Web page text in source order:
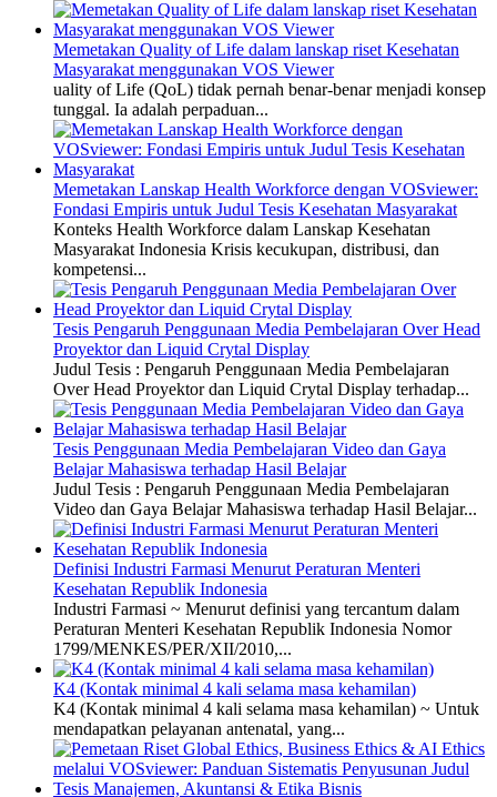
Memetakan Quality of Life dalam lanskap riset Kesehatan
Masyarakat menggunakan VOS Viewer
uality of Life (QoL) tidak pernah benar-benar menjadi konsep
tunggal. Ia adalah perpaduan...
Memetakan Lanskap Health Workforce dengan VOSviewer:
Fondasi Empiris untuk Judul Tesis Kesehatan Masyarakat
Konteks Health Workforce dalam Lanskap Kesehatan
Masyarakat Indonesia Krisis kecukupan, distribusi, dan
kompetensi...
Tesis Pengaruh Penggunaan Media Pembelajaran Over Head
Proyektor dan Liquid Crytal Display
Judul Tesis : Pengaruh Penggunaan Media Pembelajaran
Over Head Proyektor dan Liquid Crytal Display terhadap...
Tesis Penggunaan Media Pembelajaran Video dan Gaya
Belajar Mahasiswa terhadap Hasil Belajar
Judul Tesis : Pengaruh Penggunaan Media Pembelajaran
Video dan Gaya Belajar Mahasiswa terhadap Hasil Belajar...
Definisi Industri Farmasi Menurut Peraturan Menteri
Kesehatan Republik Indonesia
Industri Farmasi ~ Menurut definisi yang tercantum dalam
Peraturan Menteri Kesehatan Republik Indonesia Nomor
1799/MENKES/PER/XII/2010,...
K4 (Kontak minimal 4 kali selama masa kehamilan)
K4 (Kontak minimal 4 kali selama masa kehamilan) ~ Untuk
mendapatkan pelayanan antenatal, yang...